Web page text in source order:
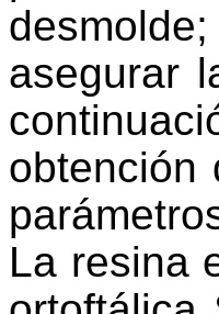
asegurar
obtención
La resina